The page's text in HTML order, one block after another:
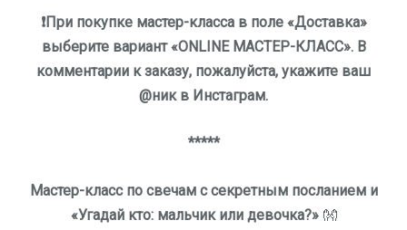
❗️При покупке мастер-класса в поле «Доставка»
выберите вариант «ONLINE МАСТЕР-КЛАСС». В
комментарии к заказу, пожалуйста, укажите ваш
@ник в Инстаграм.
*****
Мастер-класс по свечам с секретным посланием и
«Угадай кто: мальчик или девочка?» 👐